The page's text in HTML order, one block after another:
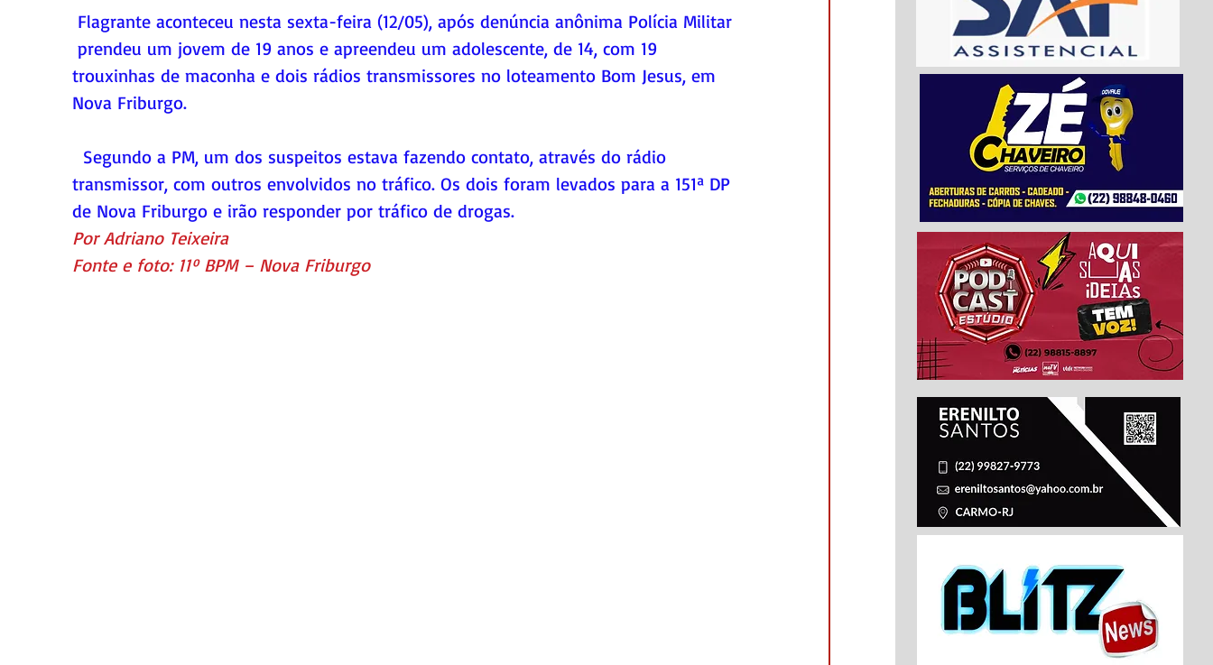
prendeu um jovem de 19 anos e apreendeu um adolescente, de 14, com 19
trouxinhas de maconha e dois rádios transmissores no loteamento Bom Jesus, em
Nova Friburgo.
transmissor, com outros envolvidos no tráfico. Os dois foram levados para a 151ª DP
de Nova Friburgo e irão responder por tráfico de drogas.
Por Adriano Teixeira
Fonte e foto: 11º BPM – Nova Friburgo